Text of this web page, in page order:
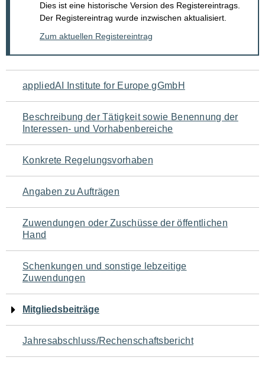
Dies ist eine historische Version des Registereintrags.
Der Registereintrag wurde inzwischen aktualisiert.
Zum aktuellen Registereintrag
Navigation
für
den
Seiteninhalt
appliedAI Institute for Europe gGmbH
Beschreibung der Tätigkeit sowie Benennung der
Interessen- und Vorhabenbereiche
Konkrete Regelungsvorhaben
Angaben zu Aufträgen
Zuwendungen oder Zuschüsse der öffentlichen
Hand
Schenkungen und sonstige lebzeitige
Zuwendungen
Mitgliedsbeiträge
Jahresabschluss/Rechenschaftsbericht